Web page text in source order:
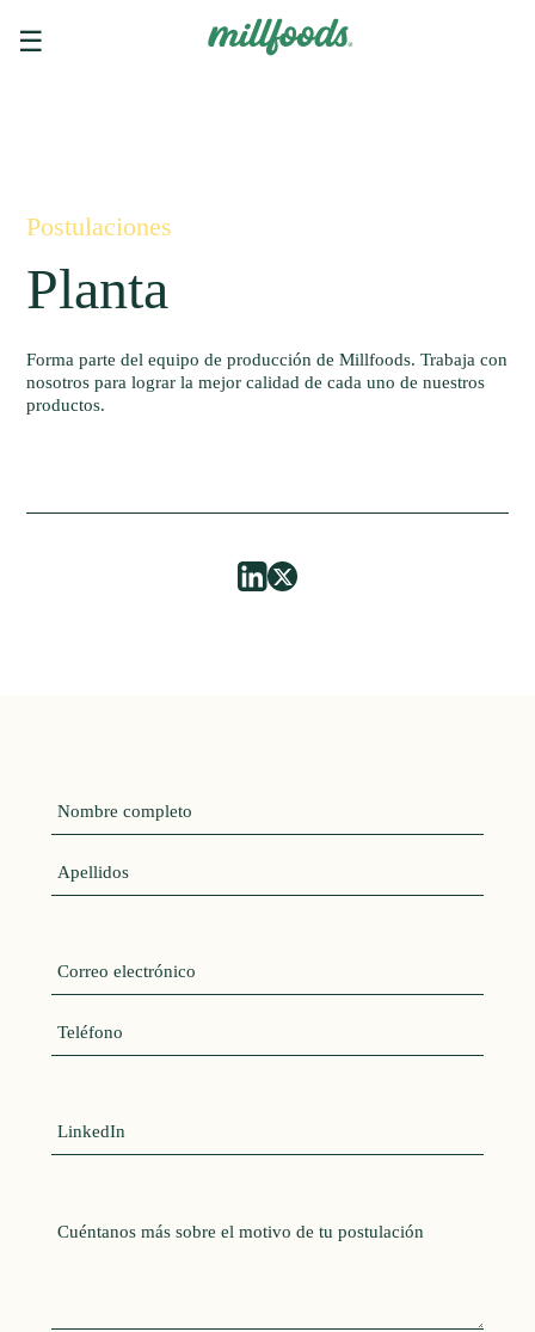
☰
Postulaciones
Planta
Forma parte del equipo de producción de Millfoods. Trabaja con
nosotros para lograr la mejor calidad de cada uno de nuestros
productos.